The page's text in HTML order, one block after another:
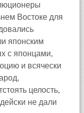
Востоке для
японским
с японцами,
и всячески
целость,
не дали